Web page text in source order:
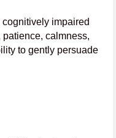
impaired
calmness,
to gently persuade